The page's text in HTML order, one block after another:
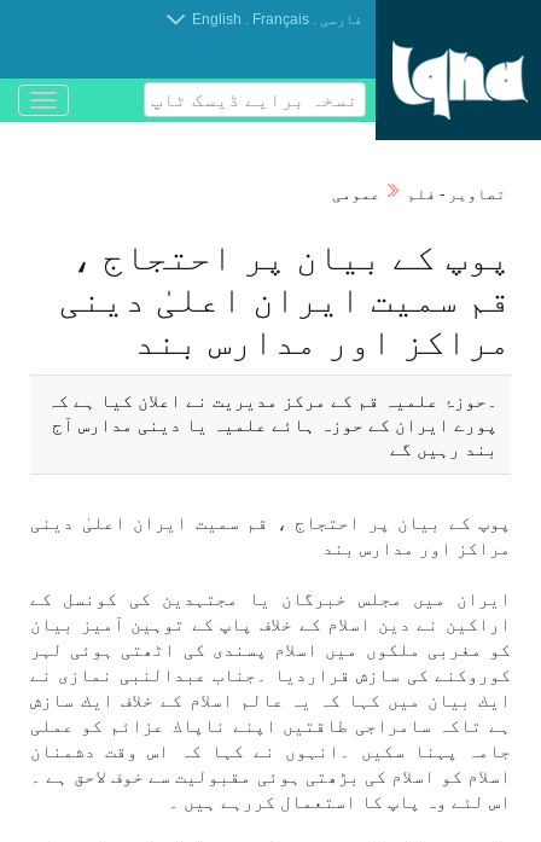
فارسی .
Français
.
English
نسخہ برایے ڈیسک ٹاپ
باز
و
تصاوير - فلم عمومی
پوپ كے بيان پر احتجاج ،
قم سميت ايران اعلیٰ دينی
مراكز اور مدارس بند
۔حوزۂ علمیہ قم كے مركز مديريت نے اعلان كيا ہے كہ
پورے ايران كے حوزہ ہائے علمیہ يا دينی مدارس آج
بند رہیں گے
پوپ كے بيان پر احتجاج ، قم سميت ايران اعلیٰ دينی
مراكز اور مدارس بند
ايران میں مجلس خبرگان يا مجتہدين كی كونسل كے
اراكين نے دين اسلام كے خلاف پاپ كے توہين آميز بيان
كو مغربی ملكوں میں اسلام پسندی كی اٹھتی ہوئی لہر
كوروكنے كی سازش قرارديا ۔جناب عبدالنبی نمازی نے
ايك بيان میں كہا كہ یہ عالم اسلام كے خلاف ايك سازش
ہے تاكہ سامراجی طاقتیں اپنے ناپاك عزائم كو عملی
جامہ پہنا سكیں ۔انہوں نے كہا كہ اس وقت دشمنان
اسلام كو اسلام كی بڑھتی ہوئی مقبوليت سے خوف لاحق ہے ۔
اس لئے وہ پاپ كا استعمال كررہے ہیں ۔